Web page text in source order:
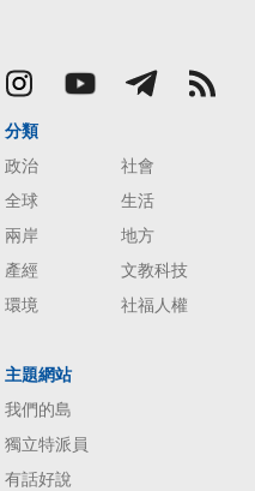
分類
政治
社會
全球
生活
兩岸
地方
產經
文教科技
環境
社福人權
主題網站
我們的島
獨立特派員
有話好說